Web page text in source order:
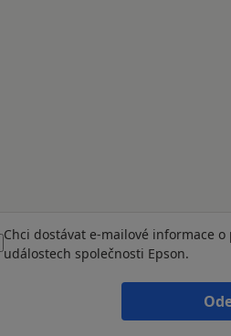
Chci dostávat e-mailové informace
událostech společnosti Epson.